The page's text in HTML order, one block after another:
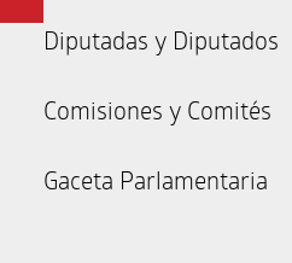
Diputadas y Diputados
Comisiones y Comités
Gaceta Parlamentaria